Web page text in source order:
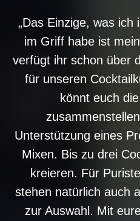
„Das Einzige, was
im Griff habe ist
verfügt ihr schon über
für unseren
könnt euch
Unterstützung eines
Mixen. Bis zu drei
kreieren. Für
stehen natürlich auch
zur Auswahl. Mit